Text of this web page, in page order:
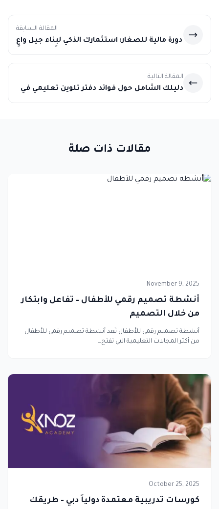
المقالة السابقة
دورة مالية للصغار: استثمارك الذكي لبناء جيل واعٍ
المقالة التالية
دليلك الشامل حول فوائد دفتر تلوين تعليمي في
مقالات ذات صلة
November 9, 2025
أنشطة تصميم رقمي للأطفال – تفاعل وابتكار
من خلال التصميم
أنشطة تصميم رقمي للأطفال تُعد أنشطة تصميم رقمي للأطفال
من أكثر المجالات التعليمية التي تفتح…
October 25, 2025
كورسات تدريبية معتمدة دولياً دبي – طريقك